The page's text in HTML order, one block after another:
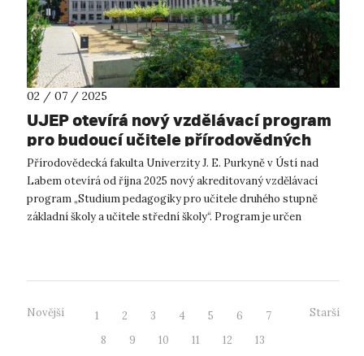
02 / 07 / 2025
UJEP otevírá nový vzdělávací program
pro budoucí učitele přírodovědných
oborů
Přírodovědecká fakulta Univerzity J. E. Purkyně v Ústí nad
Labem otevírá od října 2025 nový akreditovaný vzdělávací
program „Studium pedagogiky pro učitele druhého stupně
základní školy a učitele střední školy“. Program je určen
Novější 1 2 3 4 5 6
7
8
9 10 11 12
13
Starší